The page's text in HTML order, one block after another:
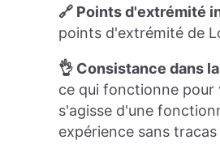
🔗 Points d'extrémité
points d'extrémité de
👌 Consistance dans
ce qui fonctionne pour
s'agisse d'une
expérience sans